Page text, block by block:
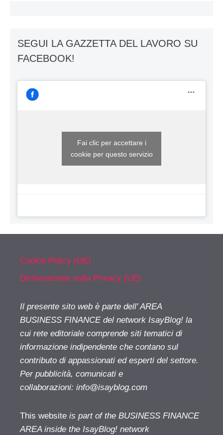
SEGUI LA GAZZETTA DEL LAVORO SU
FACEBOOK!
Fai clic per accettare i
cookie per questo servizio
Cookie Policy (UE)
Dichiarazione sulla Privacy (UE)
Il presente sito web è parte dell' AREA
BUSINESS FINANCE del network IsayBlog! la
cui rete editoriale comprende siti tematici di
informazione indipendente che contano sul
contributo di appassionati ed esperti del settore.
Per pubblicità, comunicati e
collaborazioni: info@isayblog.com
This website is part of the BUSINESS FINANCE
AREA inside the IsayBlog! network